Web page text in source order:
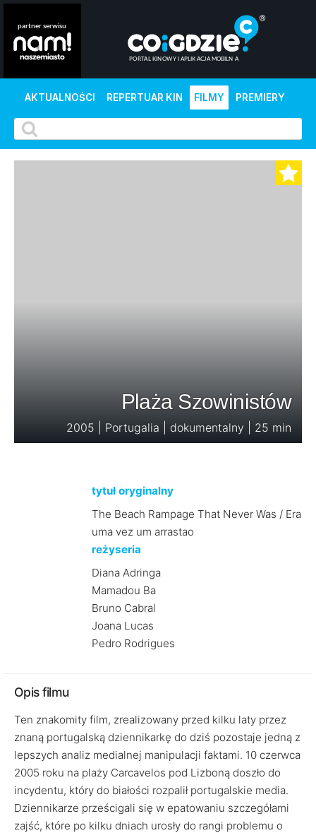
AKTUALNOŚCI REPERTUAR KIN FILMY PREMIERY
Plaża Szowinistów
2005 | Portugalia | dokumentalny | 25 min
tytuł oryginalny
The Beach Rampage That Never Was / Era
uma vez um arrastao
reżyseria
Diana Adringa
Mamadou Ba
Bruno Cabral
Joana Lucas
Pedro Rodrigues
Opis filmu
Ten znakomity film, zrealizowany przed kilku laty przez
znaną portugalską dziennikarkę do dziś pozostaje jedną z
lepszych analiz medialnej manipulacji faktami. 10 czerwca
2005 roku na plaży Carcavelos pod Lizboną doszło do
incydentu, który do białości rozpalił portugalskie media.
Dziennikarze prześcigali się w epatowaniu szczegółami
zajść, które po kilku dniach urosły do rangi problemu o